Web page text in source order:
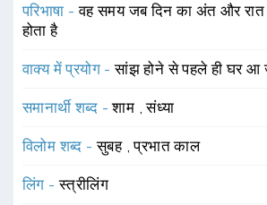
परिभाषा -वह समय जब दिन का अंत और
होता है
वाक्य में प्रयोग -सांझ होने से पहले ही घर आ
समानार्थी शब्द -शाम ,संध्या
विलोम शब्द -सुबह ,प्रभात काल
लिंग -स्त्रीलिंग